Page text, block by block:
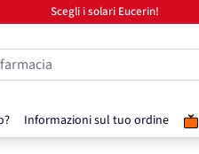
Scegli i solari Eucerin!
Informazioni sul tuo ordine